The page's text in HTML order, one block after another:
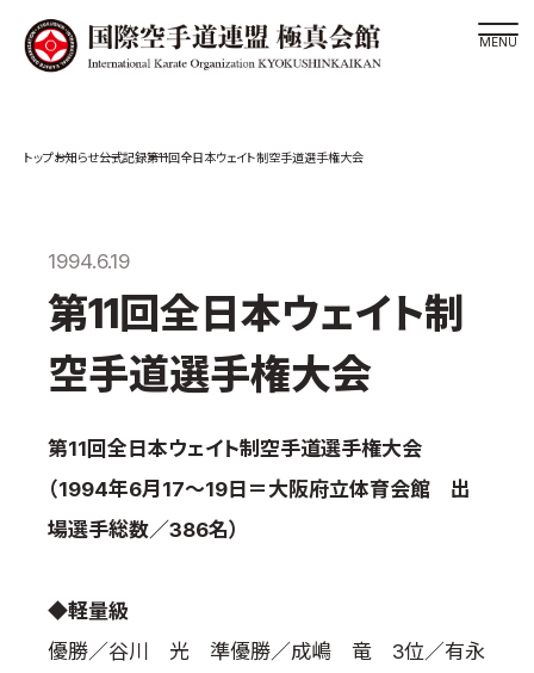
大山倍達総裁 紹介
松井章奎館長 紹介
極真の歴史
極真会館の概要
役員紹介
各委員会紹介
本部からのお知らせ
お知らせ公式記録第11回全日本ウェイト制空手道選手権大会
1994.6.19
第11回全日本ウェイト制
空手道選手権大会
第11回全日本ウェイト制空手道選手権大会
（1994年6月17～19日＝大阪府立体育会館 出
場選手総数／386名）
◆軽量級
優勝／谷川 光 準優勝／成嶋 竜 3位／有永